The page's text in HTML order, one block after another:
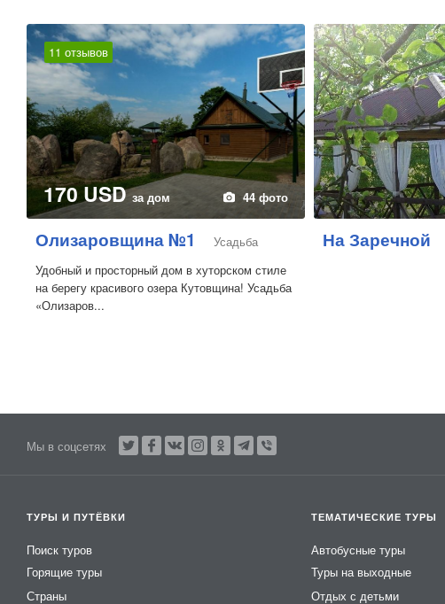
11 отзывов
170 USDза дом 44 фото
Олизаровщина №1
Усадьба
Удобный и просторный дом в хуторском стиле
на берегу красивого озера Кутовщина! Усадьба
«Олизаров...
На Заречной
Мы в соцсетях
ТУРЫ И ПУТЁВКИ
Поиск туров
Горящие туры
Страны
ТЕМАТИЧЕСКИЕ ТУРЫ
Автобусные туры
Туры на выходные
Отдых с детьми